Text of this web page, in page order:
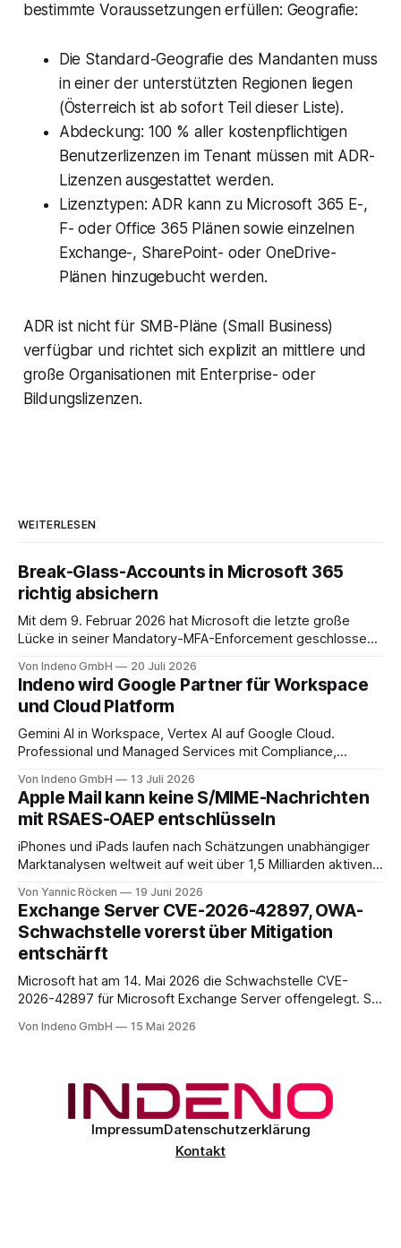
bestimmte Voraussetzungen erfüllen: Geografie:
Die Standard-Geografie des Mandanten muss
in einer der unterstützten Regionen liegen
(Österreich ist ab sofort Teil dieser Liste).
Abdeckung: 100 % aller kostenpflichtigen
Benutzerlizenzen im Tenant müssen mit ADR-
Lizenzen ausgestattet werden.
Lizenztypen: ADR kann zu Microsoft 365 E-,
F- oder Office 365 Plänen sowie einzelnen
Exchange-, SharePoint- oder OneDrive-
Plänen hinzugebucht werden.
ADR ist nicht für SMB-Pläne (Small Business)
verfügbar und richtet sich explizit an mittlere und
große Organisationen mit Enterprise- oder
Bildungslizenzen.
WEITERLESEN
Break-Glass-Accounts in Microsoft 365
richtig absichern
Mit dem 9. Februar 2026 hat Microsoft die letzte große
Lücke in seiner Mandatory-MFA-Enforcement geschlossen.
Microsoft 365 Admin Center anmeldet, einen zweiten
Faktor nachweisen. Für das Entra Admin Center, das Azure-
Portal und das Intune Admin Center gilt das
Von Indeno GmbH 20 Juli 2026
Indeno wird Google Partner für Workspace
und Cloud Platform
Gemini AI in Workspace, Vertex AI auf Google Cloud.
Professional und Managed Services mit Compliance,
DACH.
Von Indeno GmbH 13 Juli 2026
Apple Mail kann keine S/MIME-Nachrichten
mit RSAES-OAEP entschlüsseln
iPhones und iPads laufen nach Schätzungen unabhängiger
Marktanalysen weltweit auf weit über 1,5 Milliarden aktiven
im Bereich von 25 bis 30 Prozent auf Geschäftsumfelder,
also Smartphones und Tablets, die im beruflichen Kontext
genutzt werden, sei es als reines Diensthandy, als COPE-
Von Yannic Röcken 19 Juni 2026
Exchange Server CVE-2026-42897, OWA-
Schwachstelle vorerst über Mitigation
entschärft
Microsoft hat am 14. Mai 2026 die Schwachstelle CVE-
2026-42897 für Microsoft Exchange Server offengelegt. Sie
unauthentifizierten Angreifer, über eine speziell präparierte
Von Indeno GmbH 15 Mai 2026
ImpressumDatenschutzerklärung
Kontakt